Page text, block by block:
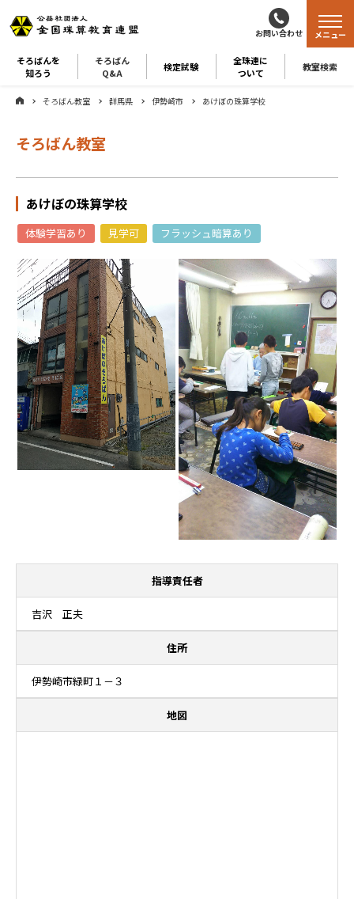
お問い合わせ
そろばんを
知ろう
そろばん
Q&A
検定試験
全珠連に
ついて
教室検索
メニュー
そろばん教室 群馬県 伊勢崎市 あけぼの珠算学校
そろばん教室
あけぼの珠算学校
体験学習あり 見学可 フラッシュ暗算あり
指導責任者
吉沢 正夫
住所
伊勢崎市緑町１－３
地図